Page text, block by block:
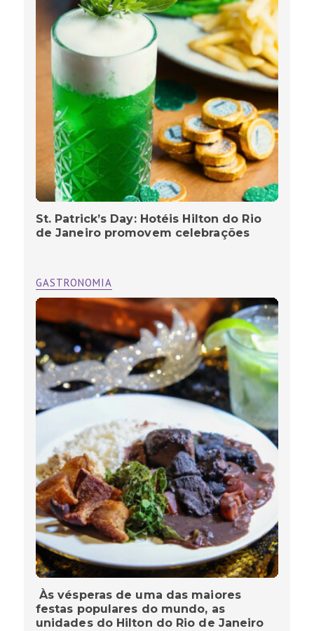
St. Patrick’s Day: Hotéis Hilton do Rio
de Janeiro promovem celebrações
GASTRONOMIA
Às vésperas de uma das maiores
festas populares do mundo, as
unidades do Hilton do Rio de Janeiro